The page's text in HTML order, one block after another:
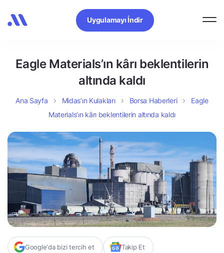
Uygulamayı İndir
Eagle Materials’ın kârı beklentilerin
altında kaldı
Ana Sayfa Midas’ın Kulakları Borsa Haberleri
Eagle
Materials’ın kârı beklentilerin altında kaldı
Google'da bizi tercih et Takip Et